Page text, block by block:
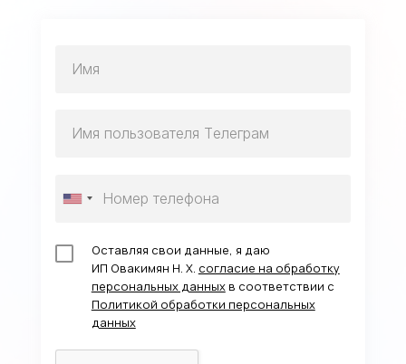
Оставляя свои данные, я даю
ИП Овакимян Н. Х. согласие на обработку
персональных данныхв соответствии с
Политикой обработки персональных
данных